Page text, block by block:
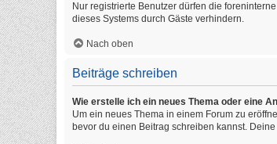
Nur registrierte Benutzer dürfen die
dieses Systems durch Gäste verhindern.
Nach oben
Beiträge schreiben
Wie erstelle ich ein neues Thema oder eine
Um ein neues Thema in einem Forum zu
bevor du einen Beitrag schreiben kannst.